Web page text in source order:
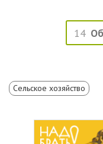
14
Сельское хозяйство